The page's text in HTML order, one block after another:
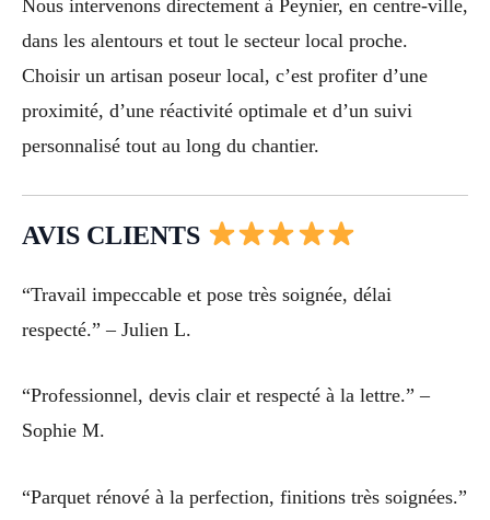
Nous intervenons directement à Peynier, en centre-ville,
dans les alentours et tout le secteur local proche.
Choisir un artisan poseur local, c’est profiter d’une
proximité, d’une réactivité optimale et d’un suivi
personnalisé tout au long du chantier.
AVIS CLIENTS
“Travail impeccable et pose très soignée, délai
respecté.” – Julien L.
“Professionnel, devis clair et respecté à la lettre.” –
Sophie M.
“Parquet rénové à la perfection, finitions très soignées.”